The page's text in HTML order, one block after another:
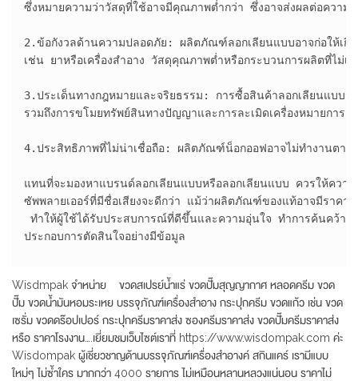
ซึ่งหมายความว่าวัสดุที่ใช้อาจมีคุณภาพต่ำกว่า ซึ่งอาจส่งผลต่อควา
2.ข้อกังวลด้านความปลอดภัย: ผลิตภัณฑ์ลอกเลียนแบบอาจก่อให้เกิ
เช่น ยาหรือเครื่องสำอาง วัสดุคุณภาพต่ำหรือกระบวนการผลิตที่ไม่
3.ประเด็นทางกฎหมายและจริยธรรม: การซื้อสินค้าลอกเลียนแบ
รวมถึงการขโมยทรัพย์สินทางปัญญาและการละเมิดเครื่องหมายการค้า
4.ประสิทธิภาพที่ไม่น่าเชื่อถือ: ผลิตภัณฑ์น็อกออฟอาจไม่ทำงานตาม
แทนที่จะมองหาแบรนด์ลอกเลียนแบบหรือลอกเลียนแบบ ควรให้คว
ซัพพลายเออร์ที่มีชื่อเสียงจะดีกว่า แม้ว่าผลิตภัณฑ์ของแท้อาจมีราค
ทำให้ผู้ใช้ได้รับประสบการณ์ที่ดีขึ้นและความอุ่นใจ ทำการค้นคว้า
ประกอบการตัดสินใจอย่างมีข้อมูล
Wisdmpak จำหน่าย ขวดสเปรย์น้ำแร่ ขวดปั๊มสุญญากาศ หลอดครีม ขวด
ปั๊ม ขวดน้ำมันหอมระเหย บรรจุภัณฑ์เครื่องสำอาง กระปุกครีม ขวดแก้ว เช่น ขวด
เซรั่ม ขวดดร๊อปเปอร์ กระปุกครีมราคาส่ง ซองครีมราคาส่ง ขวดปั๊มครีมราคาส่ง
หรือ ราคาโรงงาน….เยี่ยมชมเว็บไซต์เราที่ https://www.wisdompak.com ค่ะ
Wisdompak ผู้เชี่ยวชาญด้านบรรจุภัณฑ์เครื่องสำอางค์ สกินแคร์ เรามีแบบ
ใหม่ๆ ไม่ซ้ำใคร มากกว่า 4000 รายการ ไม่เหมือนหลานหลวงแน่นอน ราคาไม่